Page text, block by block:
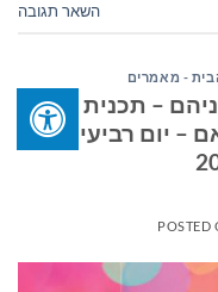
השאר תגובה
- מאמרים
– תכנית
ראיונות ברדיו קסם 106אפאם – יום רביעי 22
POSTED